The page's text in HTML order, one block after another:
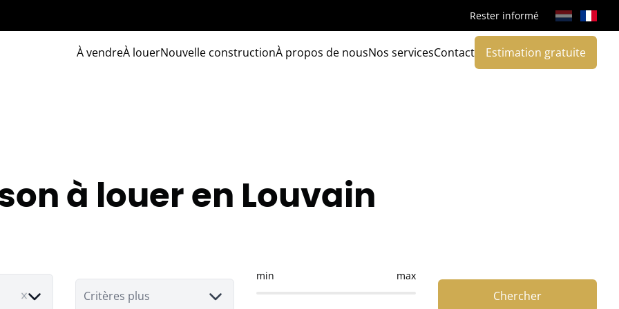
Rester informé
À vendreÀ louerNouvelle constructionÀ propos de nousNos servicesContact Estimation gratuite
à louer en Louvain
Critères plus
min max
Chercher